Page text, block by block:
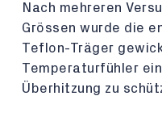
Nach mehreren
Grössen wurde die
Teflon-Träger
Temperaturfühler
Überhitzung zu